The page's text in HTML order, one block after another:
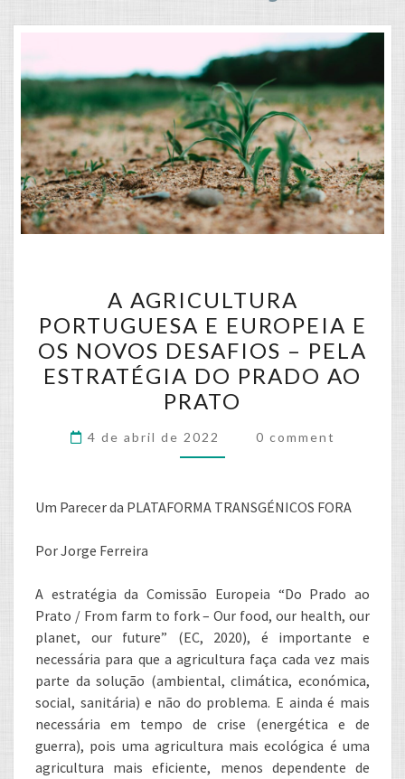
AGRICULTURA
PORTUGUESA
E
EUROPEIA
E
–
PRADO
AO
PRATO
A AGRICULTURA
PORTUGUESA E EUROPEIA E
OS NOVOS DESAFIOS – PELA
ESTRATÉGIA DO PRADO AO
PRATO
4 de abril de 2022 Comments
0 comment
Um Parecer da PLATAFORMA TRANSGÉNICOS FORA
Por Jorge Ferreira
A estratégia da Comissão Europeia “Do Prado ao
Prato / From farm to fork – Our food, our health, our
planet, our future” (EC, 2020), é importante e
necessária para que a agricultura faça cada vez mais
parte da solução (ambiental, climática, económica,
social, sanitária) e não do problema. E ainda é mais
necessária em tempo de crise (energética e de
guerra), pois uma agricultura mais ecológica é uma
agricultura mais eficiente, menos dependente de